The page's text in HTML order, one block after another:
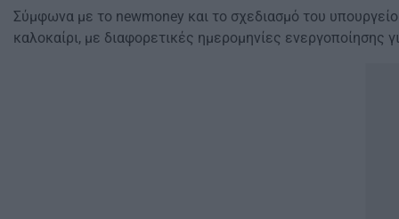
Σύμφωνα με το newmoney και το σχεδιασμό του
καλοκαίρι, με διαφορετικές ημερομηνίες ενεργοποίησης